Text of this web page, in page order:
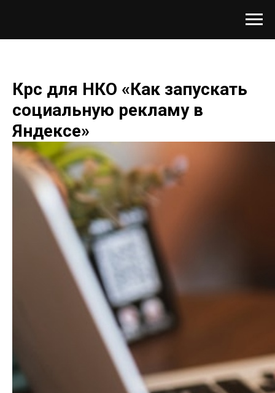
Крс для НКО «Как запускать
социальную рекламу в
Яндексе»